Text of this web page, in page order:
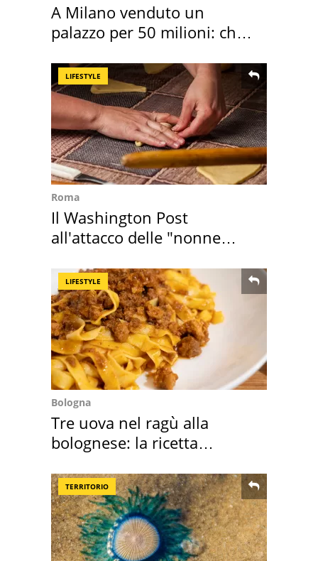
A Milano venduto un
palazzo per 50 milioni: chi
LIFESTYLE
Roma
Il Washington Post
all'attacco delle "nonne
LIFESTYLE
Bologna
Tre uova nel ragù alla
bolognese: la ricetta
TERRITORIO